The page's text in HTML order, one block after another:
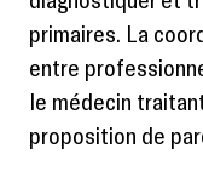
primaires. La
entre
le médecin
proposition de